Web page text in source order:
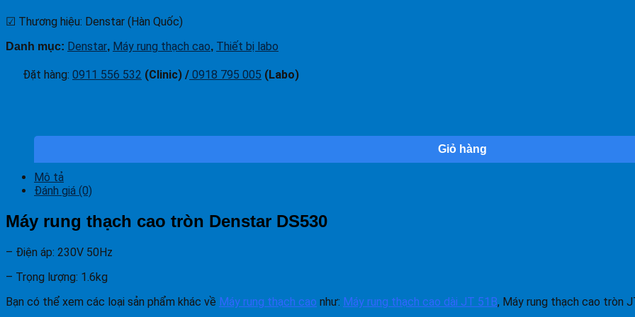
☑ Thương hiệu: Denstar (Hàn Quốc)
Danh mục: Denstar, Máy rung thạch cao, Thiết bị labo
Đặt hàng: 0911 556 532 (Clinic) / 0918 795 005 (Labo)
Giỏ hàng
Mô tả
Đánh giá (0)
Máy rung thạch cao tròn Denstar DS530
– Điện áp: 230V 50Hz
– Trọng lượng: 1.6kg
Bạn có thể xem các loại sản phẩm khác về Máy rung thạch cao như: Máy rung thạch cao dài JT 51B, Máy rung thạch cao tròn